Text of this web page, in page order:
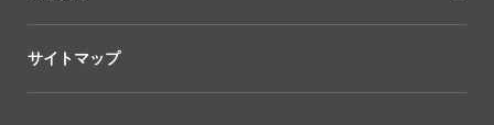
サイトマップ